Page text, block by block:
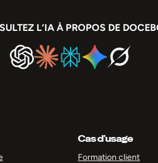
L’IA À PROPOS DE
Cas d’usage
Formation client